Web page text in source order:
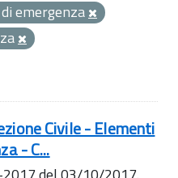
emergenza
Civile - Elementi
- C...